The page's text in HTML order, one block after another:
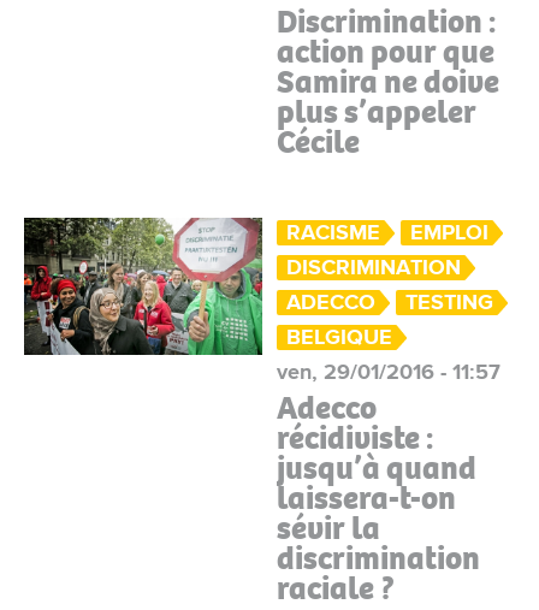
Discrimination :
action pour que
Samira ne doive
plus s’appeler
Cécile
RACISME
EMPLOI
DISCRIMINATION
ADECCO
TESTING
BELGIQUE
ven, 29/01/2016 - 11:57
Adecco
récidiviste :
jusqu’à quand
laissera-t-on
sévir la
discrimination
raciale ?